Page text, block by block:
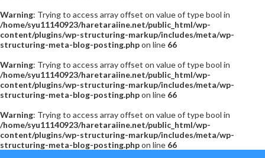
Warning: Trying to access array offset on value of type bool in
/home/syu11140923/haretaraiine.net/public_html/wp-
content/plugins/wp-structuring-markup/includes/meta/wp-
structuring-meta-blog-posting.phpon line 66
Warning: Trying to access array offset on value of type bool in
/home/syu11140923/haretaraiine.net/public_html/wp-
content/plugins/wp-structuring-markup/includes/meta/wp-
structuring-meta-blog-posting.phpon line 66
Warning: Trying to access array offset on value of type bool in
/home/syu11140923/haretaraiine.net/public_html/wp-
content/plugins/wp-structuring-markup/includes/meta/wp-
structuring-meta-blog-posting.phpon line 66